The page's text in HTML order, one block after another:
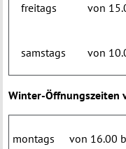
freitags von
samstags von
Winter-Öffnungszeiten
montags von 16.00